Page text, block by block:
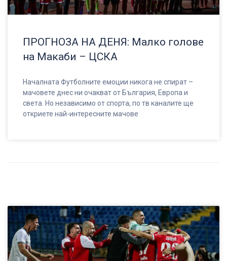
ПРОГНОЗА НА ДЕНЯ: Малко голове
на Макаби – ЦСКА
Началната Футболните емоции никога не спират –
мачовете днес ни очакват от България, Европа и
света. Но независимо от спорта, по тв каналите ще
откриете най-интересните мачове